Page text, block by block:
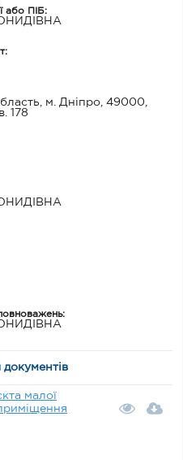
або ПІБ:
м. Дніпро, 49000,
178
документів
малої